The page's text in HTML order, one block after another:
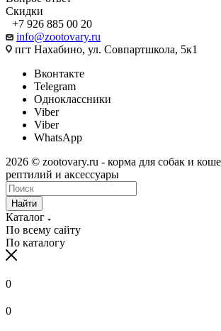
Скидки
+7 926 885 00 20
info@zootovary.ru
пгт Нахабино, ул. Совпартшкола, 5к1
Вконтакте
Telegram
Одноклассники
Viber
Viber
WhatsApp
2026 © zootovary.ru - корма для собак и
рептилий и аксессуары
Найти
Каталог
По всему сайту
По каталогу
0
0